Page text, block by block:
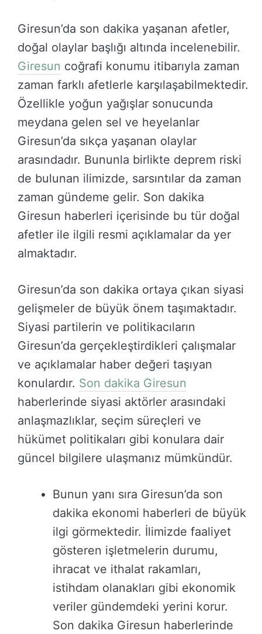
Giresun’da son dakika yaşanan afetler,
doğal olaylar başlığı altında incelenebilir.
Giresun coğrafi konumu itibarıyla zaman
zaman farklı afetlerle karşılaşabilmektedir.
Özellikle yoğun yağışlar sonucunda
meydana gelen sel ve heyelanlar
Giresun’da sıkça yaşanan olaylar
arasındadır. Bununla birlikte deprem riski
de bulunan ilimizde, sarsıntılar da zaman
zaman gündeme gelir. Son dakika
Giresun haberleri içerisinde bu tür doğal
afetler ile ilgili resmi açıklamalar da yer
almaktadır.
Giresun’da son dakika ortaya çıkan siyasi
gelişmeler de büyük önem taşımaktadır.
Siyasi partilerin ve politikacıların
Giresun’da gerçekleştirdikleri çalışmalar
ve açıklamalar haber değeri taşıyan
konulardır. Son dakika Giresun
haberlerinde siyasi aktörler arasındaki
anlaşmazlıklar, seçim süreçleri ve
hükümet politikaları gibi konulara dair
güncel bilgilere ulaşmanız mümkündür.
Bunun yanı sıra Giresun’da son
dakika ekonomi haberleri de büyük
ilgi görmektedir. İlimizde faaliyet
gösteren işletmelerin durumu,
ihracat ve ithalat rakamları,
istihdam olanakları gibi ekonomik
veriler gündemdeki yerini korur.
Son dakika Giresun haberlerinde